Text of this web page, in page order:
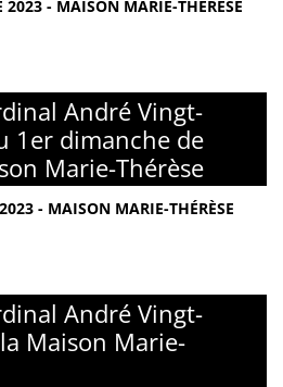
2023 - MAISON MARIE-THÉRÈSE
André Vingt-
1er dimanche de
Marie-Thérèse
- MAISON MARIE-THÉRÈSE
André Vingt-
Maison Marie-